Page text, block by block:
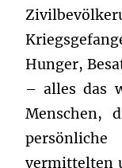
Hunger,
– alles das
Menschen,
vermittelten